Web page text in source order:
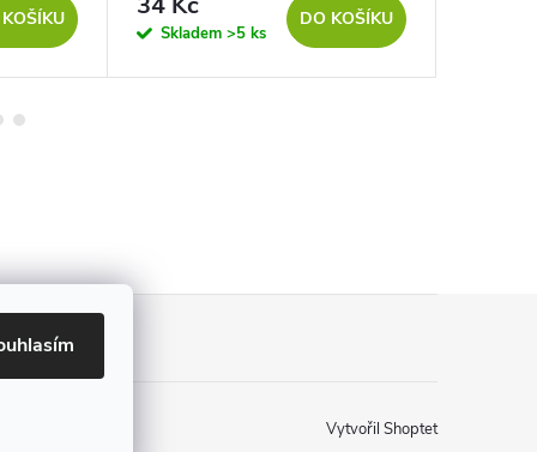
Skladem >5 ks
DO KOŠÍKU
Vytvořil Shoptet